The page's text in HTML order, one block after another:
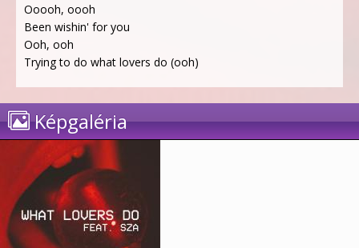
Ooooh, oooh
Been wishin' for you
Ooh, ooh
Trying to do what lovers do (ooh)
Képgaléria